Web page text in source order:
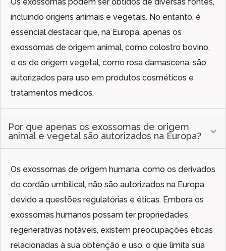
incluindo origens animais e vegetais. No entanto, é
essencial destacar que, na Europa, apenas os
exossomas de origem animal, como colostro bovino,
e os de origem vegetal, como rosa damascena, são
autorizados para uso em produtos cosméticos e
tratamentos médicos.
Por que apenas os exossomas de origem
animal e vegetal são autorizados na Europa?
Os exossomas de origem humana, como os derivados
do cordão umbilical, não são autorizados na Europa
devido a questões regulatórias e éticas. Embora os
exossomas humanos possam ter propriedades
regenerativas notáveis, existem preocupações éticas
relacionadas à sua obtenção e uso, o que limita sua